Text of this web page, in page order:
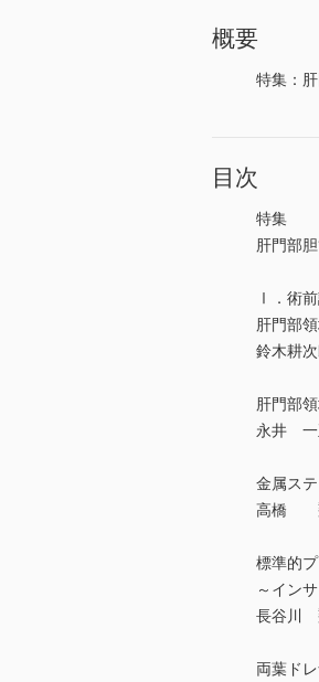
概要
特集：
目次
特集
肝門部
Ⅰ．術
肝門部
鈴木耕
肝門部
永井 一
金属ス
高橋
標準的
～イン
長谷川
両葉ド